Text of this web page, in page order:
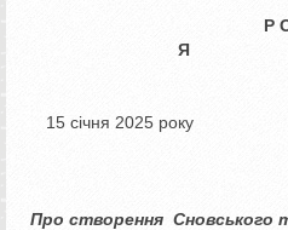
Р О З П О Р
15 січня 2025
Про створення Сновського